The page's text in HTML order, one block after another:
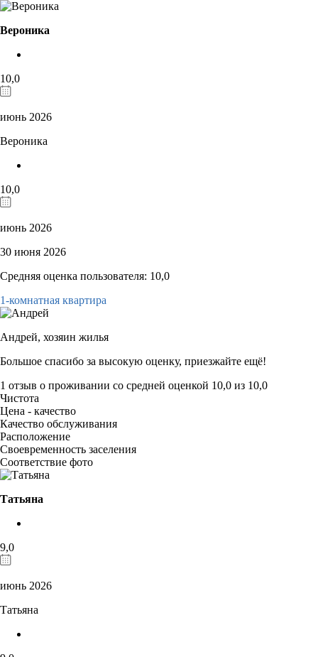
Вероника
10,0
июнь 2026
Вероника
10,0
июнь 2026
30 июня 2026
Средняя оценка пользователя: 10,0
1-комнатная квартира
Андрей, хозяин жилья
Большое спасибо за высокую оценку, приезжайте ещё!
1 отзыв о проживании со средней оценкой 10,0 из 10,0
Чистота
Цена - качество
Качество обслуживания
Расположение
Своевременность заселения
Соответствие фото
Татьяна
9,0
июнь 2026
Татьяна